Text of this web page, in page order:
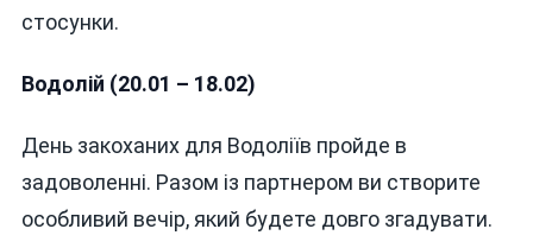
стосунки.
Водолій (20.01 – 18.02)
День закоханих для Водоліїв пройде в
задоволенні. Разом із партнером ви створите
особливий вечір, який будете довго згадувати.